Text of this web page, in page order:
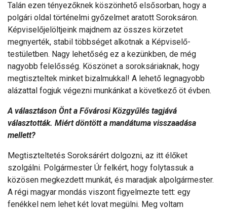
Talán ezen tényezőknek köszönhető elsősorban, hogy a
polgári oldal történelmi győzelmet aratott Soroksáron.
Képviselőjelöltjeink majdnem az összes körzetet
megnyerték, stabil többséget alkotnak a Képviselő-
testületben. Nagy lehetőség ez a kezünkben, de még
nagyobb felelősség. Köszönet a soroksáriaknak, hogy
megtiszteltek minket bizalmukkal! A lehető legnagyobb
alázattal fogjuk végezni munkánkat a következő öt évben.
A választáson Önt a Fővárosi Közgyűlés tagjává
választották. Miért döntött a mandátuma visszaadása
mellett?
Megtiszteltetés Soroksárért dolgozni, az itt élőket
szolgálni. Polgármester Úr felkért, hogy folytassuk a
közösen megkezdett munkát, és maradjak alpolgármester.
A régi magyar mondás viszont figyelmezte tett: egy
fenékkel nem lehet két lovat megülni. Meg voltam